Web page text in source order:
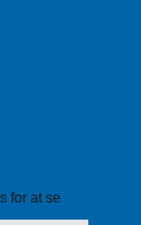
for at se